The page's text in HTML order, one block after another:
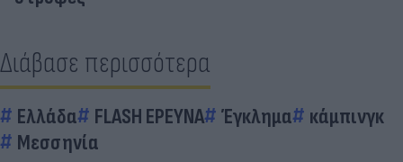
Διάβασε περισσότερα
Ελλάδα FLASH ΕΡΕΥΝΑ Έγκλημα
κάμπινγκ
Μεσσηνία